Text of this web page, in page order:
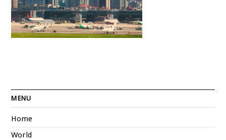
MENU
Home
World